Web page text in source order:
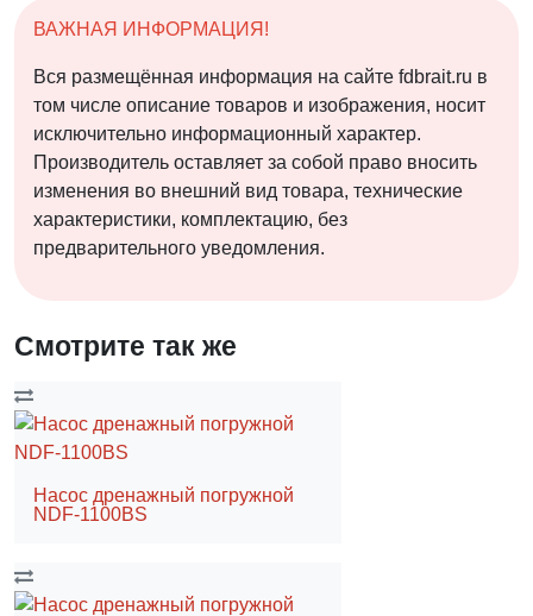
ВАЖНАЯ ИНФОРМАЦИЯ!
Вся размещённая информация на сайте fdbrait.ru в
том числе описание товаров и изображения, носит
исключительно информационный характер.
Производитель оставляет за собой право вносить
изменения во внешний вид товара, технические
характеристики, комплектацию, без
предварительного уведомления.
Смотрите так же
Насос дренажный погружной
NDF-1100BS